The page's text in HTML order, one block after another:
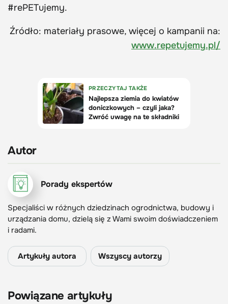
#rePETujemy.
Źródło: materiały prasowe, więcej o kampanii na:
www.repetujemy.pl/
Autor
Porady ekspertów
Specjaliści w różnych dziedzinach ogrodnictwa, budowy i
urządzania domu, dzielą się z Wami swoim doświadczeniem
i radami.
Artykuły autora Wszyscy autorzy
Powiązane artykuły